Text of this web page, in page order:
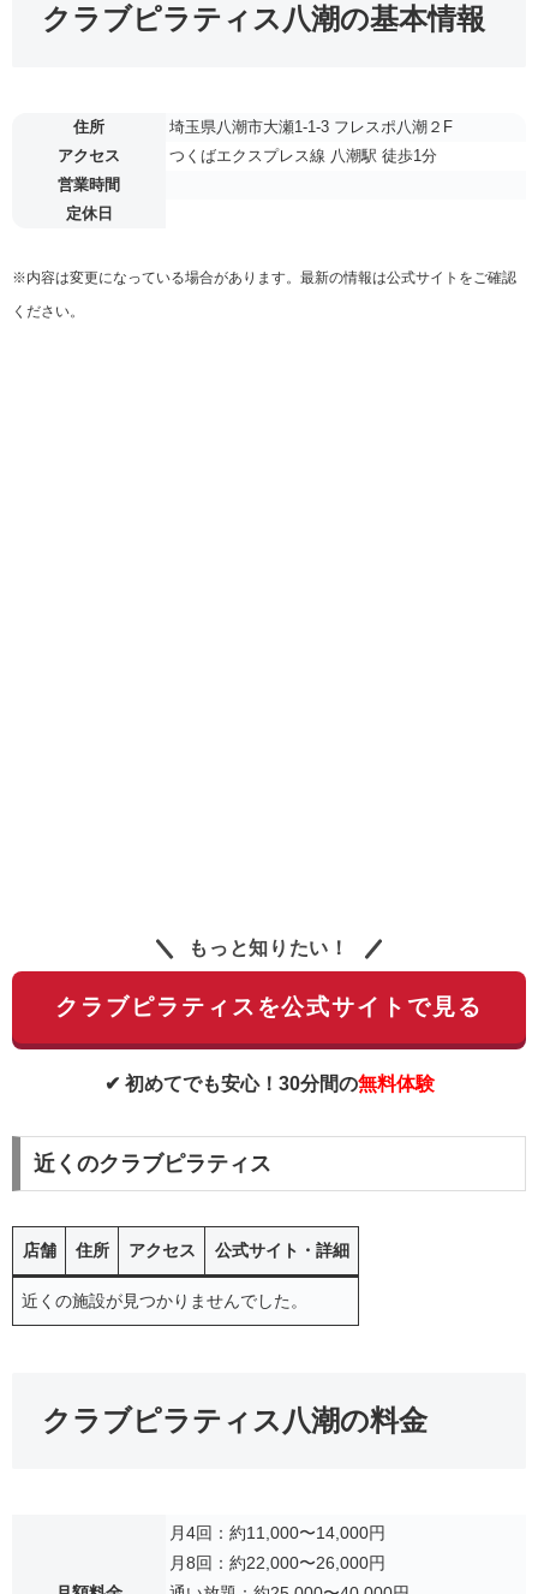
クラブピラティス八潮の基本情報
住所
埼玉県八潮市大瀬1-1-3 フレスポ八潮２F
アクセス
つくばエクスプレス線 八潮駅 徒歩1分
営業時間
定休日
※内容は変更になっている場合があります。最新の情報は公式サイトをご確認
ください。
もっと知りたい！
クラブピラティスを公式サイトで見る
✔ 初めてでも安心！30分間の無料体験
近くのクラブピラティス
店舗 住所 アクセス 公式サイト・詳細
近くの施設が見つかりませんでした。
クラブピラティス八潮の料金
月4回：約11,000〜14,000円
月8回：約22,000〜26,000円